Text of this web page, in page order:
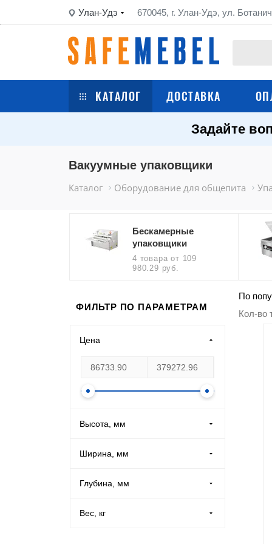
Улан-Удэ 670045, г. Улан-Удэ, ул.
КАТАЛОГ
Шкафы металлические
Стеллажи металлические
Лабораторная мебель
Почтовые ящики
Опломбирование и опечатывание
Системы хранения
Банковское оборудование
ДОСТАВКА
Задайте
Вакуумные упаковщики
Каталог Оборудование для общепита
Бескамерные
упаковщики
4 товараот 109
980.29 руб.
ФИЛЬТР ПО ПАРАМЕТРАМ
Цена
Высота, мм
Ширина, мм
Глубина, мм
Вес, кг
По
Кол-во